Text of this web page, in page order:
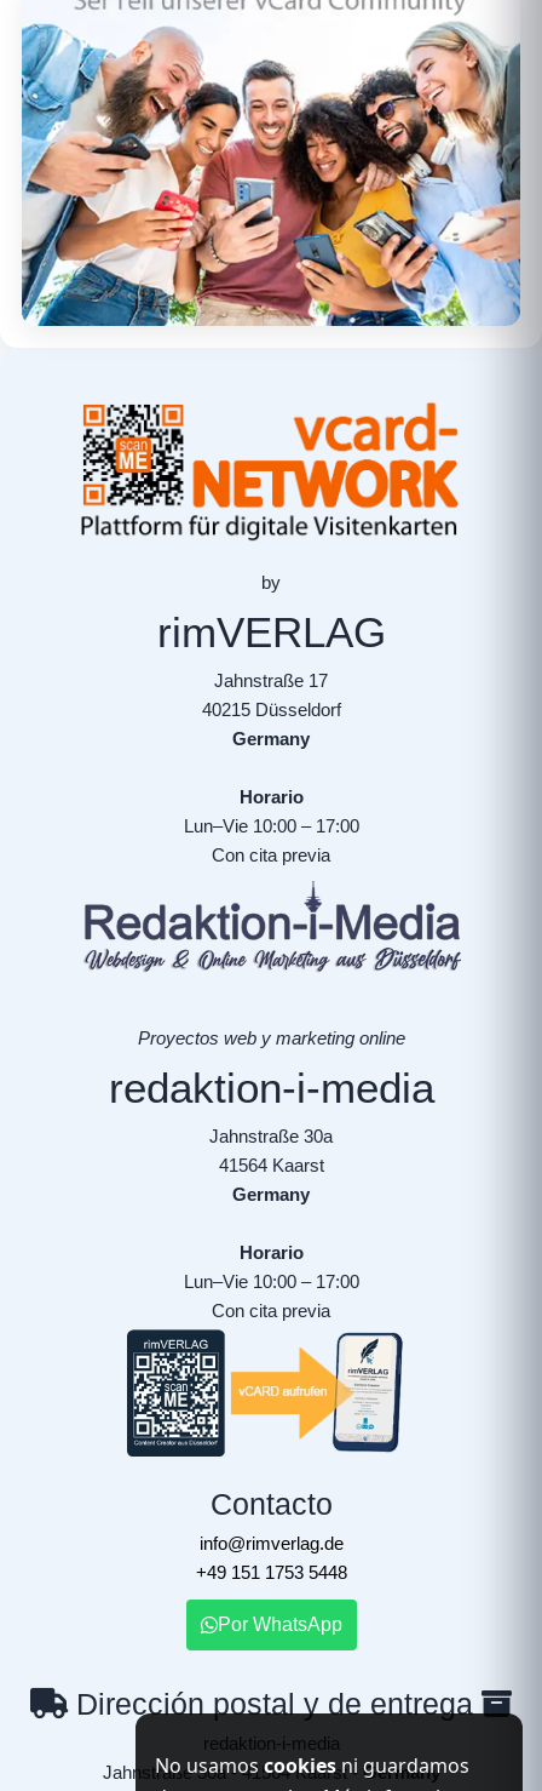
by
rimVERLAG
Jahnstraße 17
40215 Düsseldorf
Germany
Horario
Lun–Vie 10:00 – 17:00
Con cita previa
Proyectos web y marketing online
redaktion-i-media
Jahnstraße 30a
41564 Kaarst
Germany
Horario
Lun–Vie 10:00 – 17:00
Con cita previa
Contacto
info@rimverlag.de
+49 151 1753 5448
Por WhatsApp
Dirección postal y de entrega
redaktion-i-media
Jahnstraße 30a - 41564 Kaarst - Germany
No usamoscookiesni guardamos